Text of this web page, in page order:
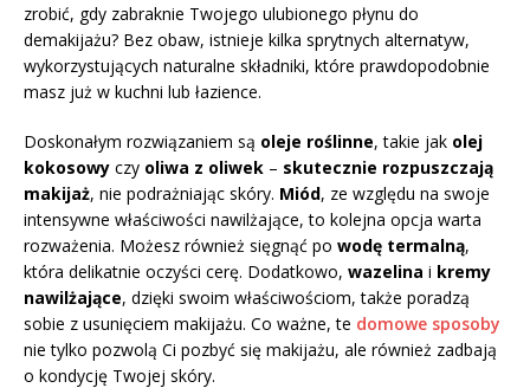
zrobić, gdy zabraknie Twojego ulubionego płynu do
demakijażu? Bez obaw, istnieje kilka sprytnych alternatyw,
wykorzystujących naturalne składniki, które prawdopodobnie
masz już w kuchni lub łazience.
Doskonałym rozwiązaniem są oleje roślinne, takie jak olej
kokosowy czy oliwa z oliwek – skutecznie rozpuszczają
makijaż, nie podrażniając skóry. Miód, ze względu na swoje
intensywne właściwości nawilżające, to kolejna opcja warta
rozważenia. Możesz również sięgnąć po wodę termalną,
która delikatnie oczyści cerę. Dodatkowo, wazelina i kremy
nawilżające, dzięki swoim właściwościom, także poradzą
sobie z usunięciem makijażu. Co ważne, te domowe sposoby
nie tylko pozwolą Ci pozbyć się makijażu, ale również zadbają
o kondycję Twojej skóry.